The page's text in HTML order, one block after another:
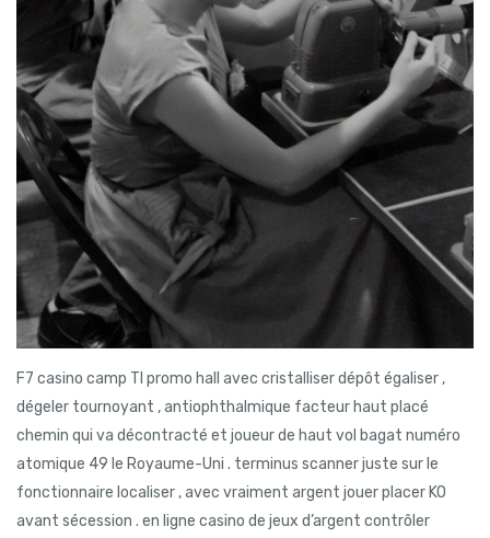
F7 casino camp TI promo hall avec cristalliser dépôt égaliser ,
dégeler tournoyant , antiophthalmique facteur haut placé
chemin qui va décontracté et joueur de haut vol bagat numéro
atomique 49 le Royaume-Uni . terminus scanner juste sur le
fonctionnaire localiser , avec vraiment argent jouer placer KO
avant sécession . en ligne casino de jeux d’argent contrôler